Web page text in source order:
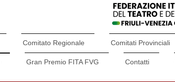
Comitato Regionale Comitati Provinciali
Gran Premio FITA FVG Contatti